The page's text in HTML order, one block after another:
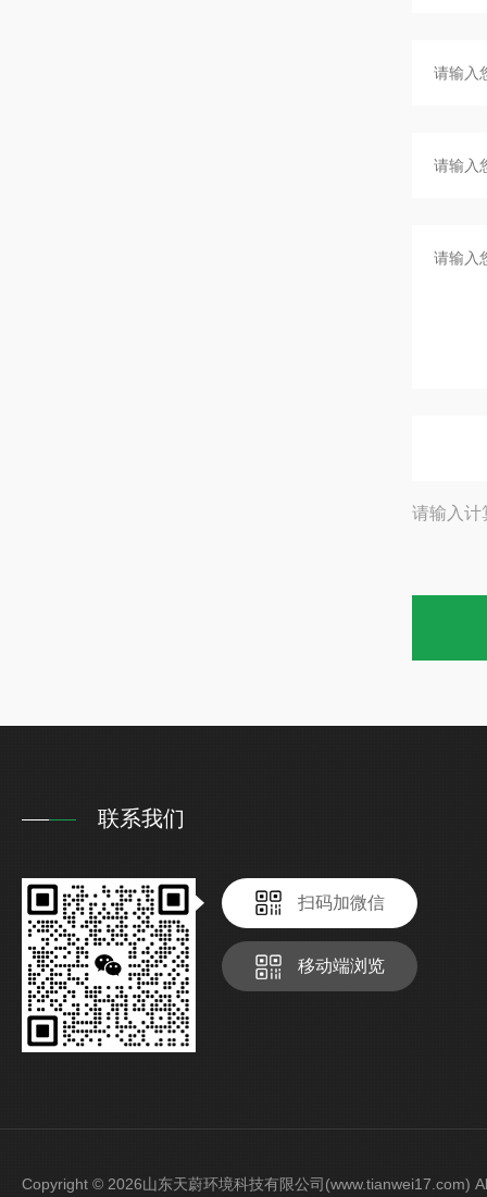
请输入计
联系我们
扫码加微信
移动端浏览
Copyright © 2026山东天蔚环境科技有限公司(www.tianwei17.com)